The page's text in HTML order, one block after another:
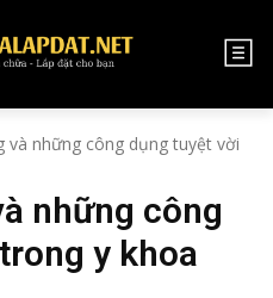
và những công dụng tuyệt vời
những công
y khoa